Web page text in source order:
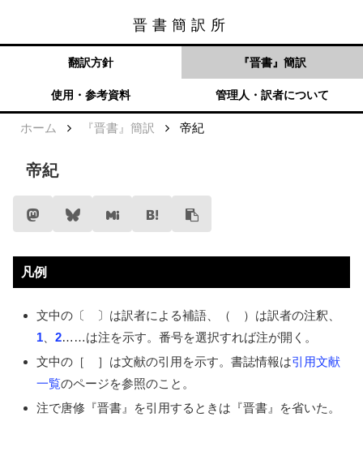
晋書簡訳所
翻訳方針 『晋書』簡訳
使用・参考資料 管理人・訳者について
ホーム 『晋書』簡訳 帝紀
帝紀
凡例
文中の〔 〕は訳者による補語、（ ）は訳者の注釈、
1
2……は注を示す。番号を選択すれば注が開く。
文中の［ ］は文献の引用を示す。書誌情報は引用文献
一覧のページを参照のこと。
注で唐修『晋書』を引用するときは『晋書』を省いた。
晋書簡訳所